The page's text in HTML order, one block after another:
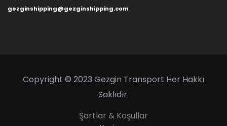
gezginshipping@gezginshipping.com
Copyright © 2023 Gezgin Transport Her Hakkı
Saklıdır.
Şartlar & Koşullar